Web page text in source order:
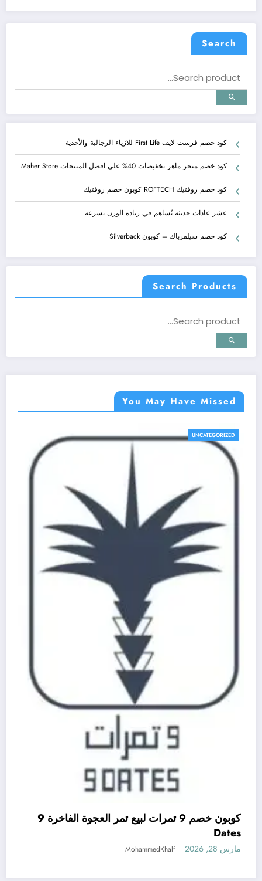
Search
كود خصم فرست لايف First Life للازياء الرجالية والأحذية
كود خصم متجر ماهر تخفيضات 40% على افضل المنتجات Maher Store
كود خصم روفتيك ROFTECH كوبون خصم روفتيك
عشر عادات حديثة تُساهم في زيادة الوزن بسرعة
كود خصم سيلفرباك – كوبون Silverback
Search Products
You May Have Missed
UNCATEGORIZED
كوبون خصم 9 تمرات لبيع تمر العجوة الفاخرة 9
Dates
مارس 28, 2026 MohammedKhalf